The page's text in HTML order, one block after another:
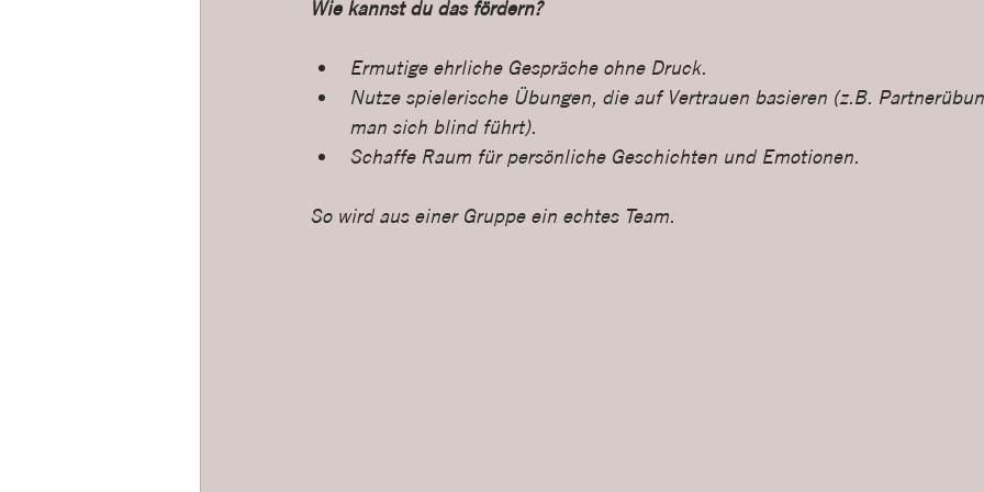
Wie kannst du das fördern?
Ermutige ehrliche Gespräche ohne Druck.
Nutze spielerische Übungen, die auf Vertrauen basieren (z.B.
man sich blind führt).
Schaffe Raum für persönliche Geschichten und Emotionen.
So wird aus einer Gruppe ein echtes Team.